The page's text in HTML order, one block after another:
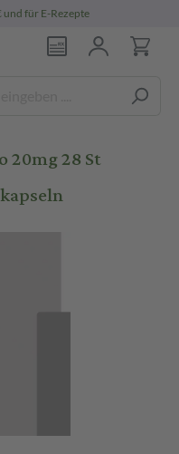
und für E-Rezepte
28 St